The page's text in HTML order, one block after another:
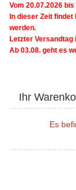
Vom 20.07.2026
In dieser Zeit
werden.
Letzter Versandtag
Ab 03.08. geht es
Ihr
Es